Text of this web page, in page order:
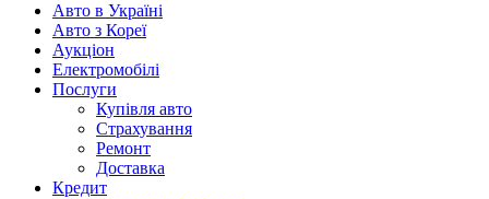
Авто в Україні
Авто з Кореї
Аукціон
Електромобілі
Послуги
Купівля авто
Страхування
Ремонт
Доставка
Кредит